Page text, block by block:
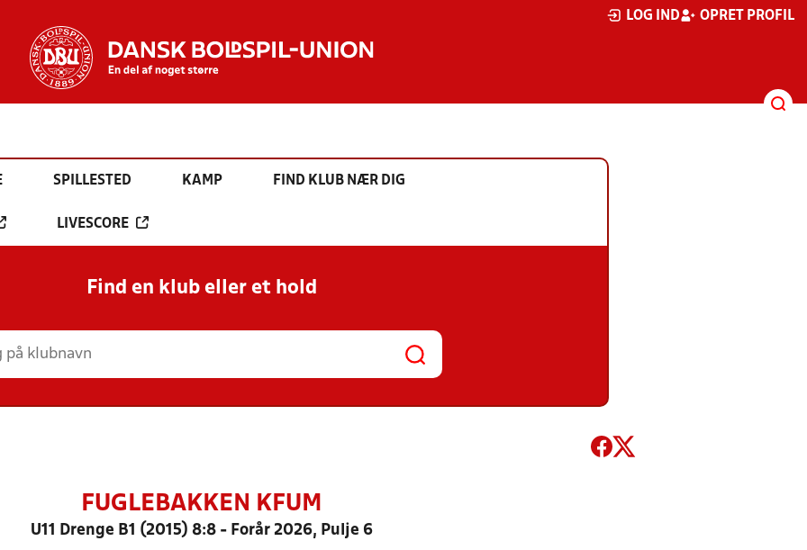
LOG IND OPRET PROFIL
SPILLESTED KAMP FIND KLUB NÆR DIG
LIVESCORE
Find en klub eller et hold
FUGLEBAKKEN KFUM
U11 Drenge B1 (2015) 8:8 - Forår 2026, Pulje 6